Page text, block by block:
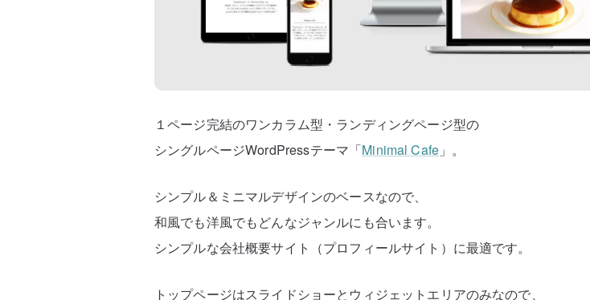
１ページ完結のワンカラム型・ランディングページ型の
シングルページWordPressテーマ「Minimal Cafe 」。
シンプル＆ミニマルデザインのベースなので、
和風でも洋風でもどんなジャンルにも合います。
シンプルな会社概要サイト（プロフィールサイト）に最適です。
トップページはスライドショーとウィジェットエリアのみなので、